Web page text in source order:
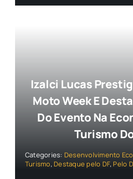
Izalci Lucas
Moto Week E
Do Evento Na
Turismo
Categories: Desenvolvimento
Turismo, Destaque pelo DF, Pelo